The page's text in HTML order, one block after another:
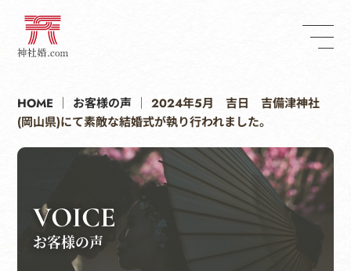
HOME お客様の声 ｜2024年5月 吉日 吉備津神社
(岡山県)にて素敵な結婚式が執り行われました。
VOICE
お客様の声